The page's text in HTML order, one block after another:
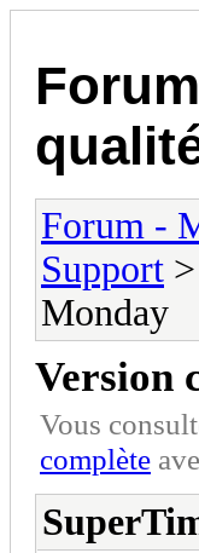
Forum -
Support >
Monday
Version
Vous
complète